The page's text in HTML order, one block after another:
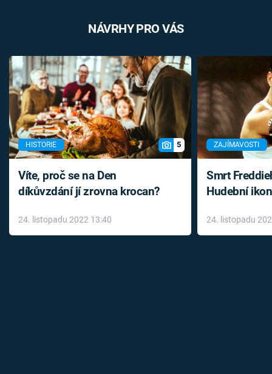
NÁVRHY PRO VÁS
HISTORIE 5
Víte, proč se na Den
díkůvzdání jí zrovna krocan?
24. listopadu 2022 13:40
ZAJÍMAVOSTI
Smrt
Hudební
léky
24. listopadu